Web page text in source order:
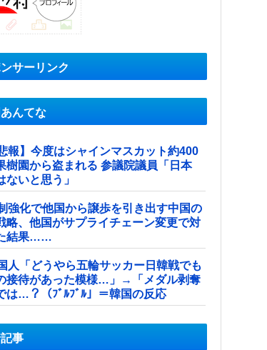
サーリンク
んてな
報】今度はシャインマスカット約400
樹園から盗まれる 参議院議員「日本
ないと思う」
強化で他国から譲歩を引き出す中国の
略、他国がサプライチェーン変更で対
結果……
人「どうやら五輪サッカー日韓戦でも
接待があった模様…」→「メダル剥奪
は…？（ﾌﾞﾙﾌﾞﾙ」＝韓国の反応
事